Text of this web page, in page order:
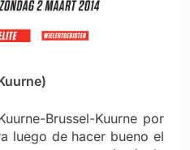
Brussel-Kuurne por
luego de hacer bueno el